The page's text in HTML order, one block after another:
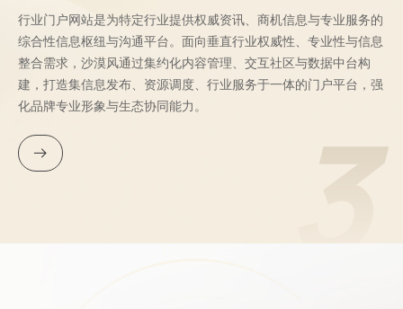
行业门户网站是为特定行业提供权威资讯、商机信息与专业服务的
综合性信息枢纽与沟通平台。面向垂直行业权威性、专业性与信息
整合需求，沙漠风通过集约化内容管理、交互社区与数据中台构
建，打造集信息发布、资源调度、行业服务于一体的门户平台，强
化品牌专业形象与生态协同能力。
3